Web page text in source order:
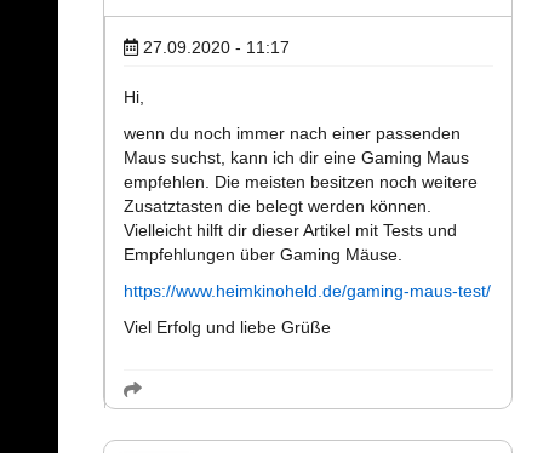
27.09.2020 - 11:17
Hi,
wenn du noch immer nach einer passenden
Maus suchst, kann ich dir eine Gaming Maus
empfehlen. Die meisten besitzen noch weitere
Zusatztasten die belegt werden können.
Vielleicht hilft dir dieser Artikel mit Tests und
Empfehlungen über Gaming Mäuse.
https://www.heimkinoheld.de/gaming-maus-test/
Viel Erfolg und liebe Grüße